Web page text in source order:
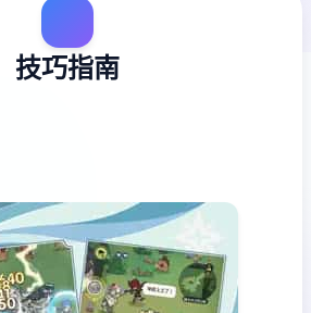
技巧指南